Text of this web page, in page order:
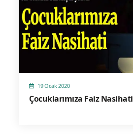
19 Ocak 2020
Çocuklarımıza Faiz Nasihati